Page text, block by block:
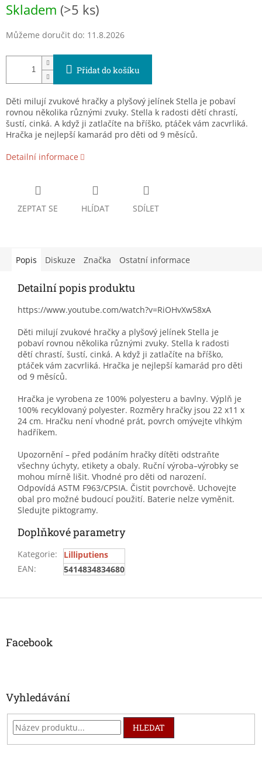
cena:
Skladem (>5 ks)
Můžeme doručit do: 11.8.2026
Přidat do košíku
Děti milují zvukové hračky a plyšový jelínek Stella je pobaví
rovnou několika různými zvuky. Stella k radosti dětí chrastí,
šustí, cinká. A když ji zatlačíte na bříško, ptáček vám zacvrliká.
Hračka je nejlepší kamarád pro děti od 9 měsíců.
Detailní informace
ZEPTAT SE HLÍDAT SDÍLET
Popis Diskuze Značka Ostatní informace
Detailní popis produktu
https://www.youtube.com/watch?v=RiOHvXw58xA
Děti milují zvukové hračky a plyšový jelínek Stella je
pobaví rovnou několika různými zvuky. Stella k radosti
dětí chrastí, šustí, cinká. A když ji zatlačíte na bříško,
ptáček vám zacvrliká. Hračka je nejlepší kamarád pro děti
od 9 měsíců.
Hračka je vyrobena ze 100% polyesteru a bavlny. Výplň je
100% recyklovaný polyester. Rozměry hračky jsou 22 x11 x
24 cm. Hračku není vhodné prát, povrch omývejte vlhkým
hadříkem.
Upozornění – před podáním hračky dítěti odstraňte
všechny úchyty, etikety a obaly. Ruční výroba–výrobky se
mohou mírně lišit. Vhodné pro děti od narození.
Odpovídá ASTM F963/CPSIA. Čistit povrchově. Uchovejte
obal pro možné budoucí použití. Baterie nelze vyměnit.
Sledujte piktogramy.
Doplňkové parametry
Kategorie:
Lilliputiens
EAN: 5414834834680
Z
Facebook
Vyhledávání
HLEDAT